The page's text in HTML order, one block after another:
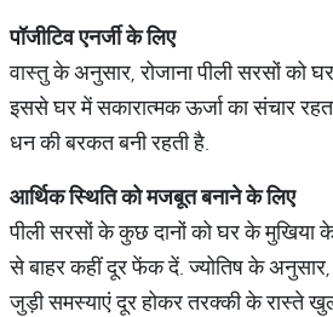
पॉजीटिवएनर्जीकेलिए
वास्तु के अनुसार, रोजाना पीली सरसों को
इससे घर में सकारात्मक ऊर्जा का संचार
धन की बरकत बनी रहती है.
आर्थिकस्थितिकोमजबूतबनानेकेलिए
पीली सरसों के कुछ दानों को घर के मुखिया
से बाहर कहीं दूर फेंक दें. ज्योतिष के अनुसार,
जुड़ी समस्याएं दूर होकर तरक्की के रास्ते